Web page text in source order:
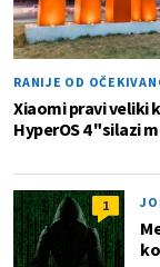
RANIJE OD
Xiaomi pravi veliki
HyperOS 4 "silazi
1